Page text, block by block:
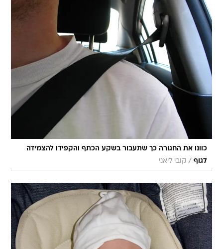
כוונו את החגורה כך שתעבור בשקע הכתף והקפידו להצמידה
לגוף / קובי ליאני